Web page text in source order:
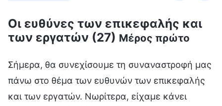
Οι ευθύνες των επικεφαλής και
των εργατών (27) Μέρος πρώτο
Σήμερα, θα συνεχίσουμε τη συναναστροφή μας
πάνω στο θέμα των ευθυνών των επικεφαλής
και των εργατών. Νωρίτερα, είχαμε κάνει